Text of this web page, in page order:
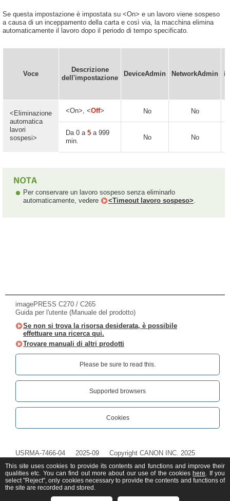
Se questa impostazione è impostata su <On> e un lavoro viene sospeso
a causa di un inceppamento della carta e così via, la macchina elimina
automaticamente il lavoro dopo il periodo di tempo specificato.
Voce
Descrizione
dell'impostazione
DeviceAdmin NetworkAdmin
<Eliminazione
automatica
lavori
sospesi>
<On>, <Off> No No
Da 0 a 5 a 999
min.
No No
Per conservare un lavoro sospeso senza eliminarlo
automaticamente, vedere
<Timeout lavoro sospeso>.
imagePRESS C270 / C265
Guida per l'utente (Manuale del prodotto)
Se non si trova la risorsa desiderata, è possibile
effettuare una ricerca qui.
Trovare manuali di altri prodotti
Please be sure to read this.‎
Supported browsers
Cookies
USRMA-7466-04 2025-09 Copyright CANON INC. 2025
This site uses cookies to provide its contents and functions and improve their
qualities etc. You can find out more about our use of the cookies here. If you
select "Reject", only cookies necessary to provide the contents and functions of
the site are recorded and stored.